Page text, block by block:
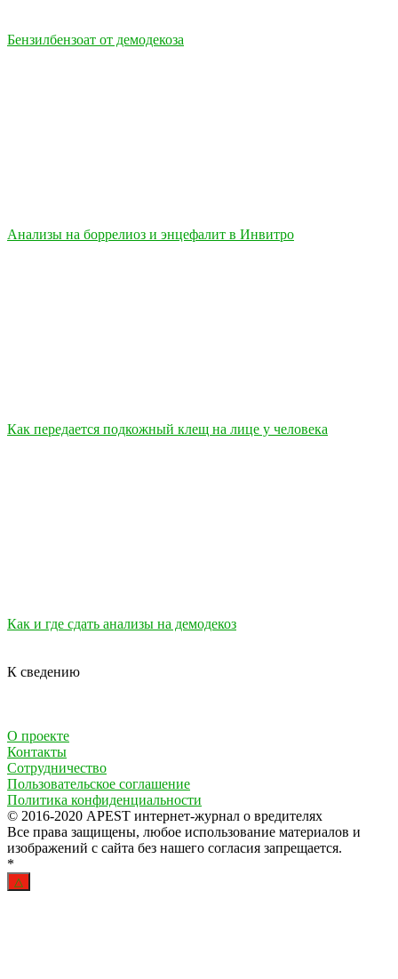
Бензилбензоат от демодекоза
Анализы на боррелиоз и энцефалит в Инвитро
Как передается подкожный клещ на лице у человека
Как и где сдать анализы на демодекоз
К сведению
О проекте
Контакты
Сотрудничество
Пользовательское соглашение
Политика конфиденциальности
© 2016-2020 APEST интернет-журнал о вредителях
Все права защищены, любое использование материалов и
изображений с сайта без нашего согласия запрещается.
*